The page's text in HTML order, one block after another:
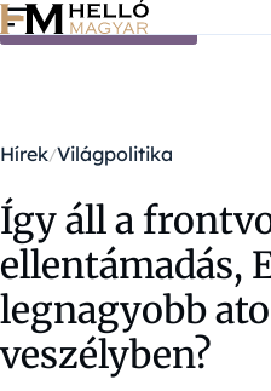
Ugrás a tartalomra
Hírek Világpolitika
Így áll a
ellentámadás,
legnagyobb
veszélyben?